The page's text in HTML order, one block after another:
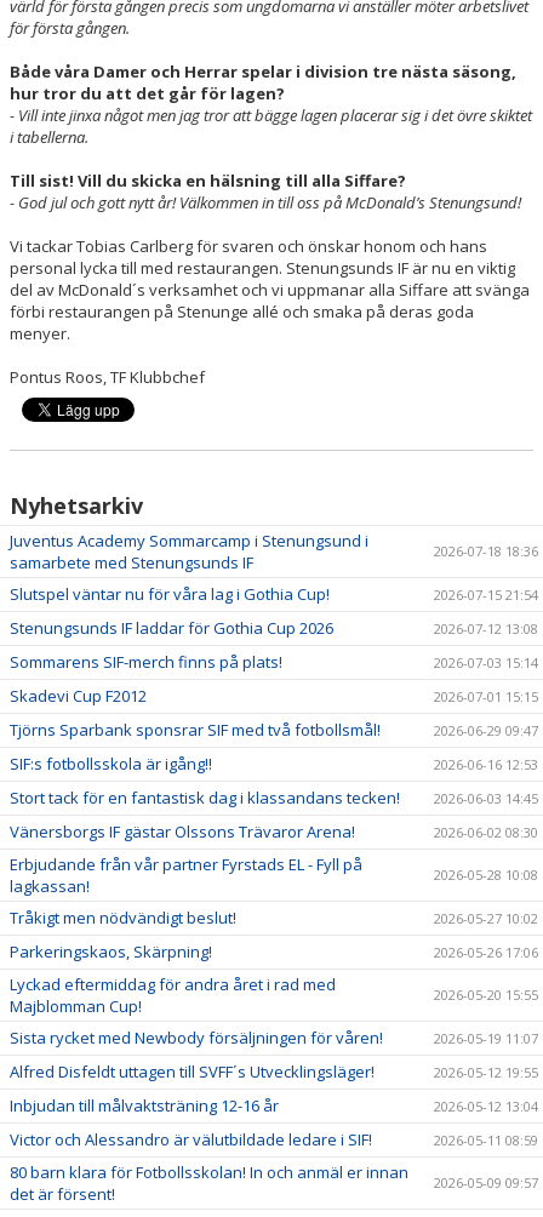
värld för första gången precis som ungdomarna vi anställer möter arbetslivet
för första gången.
Både våra Damer och Herrar spelar i division tre nästa säsong,
hur tror du att det går för lagen?
- Vill inte jinxa något men jag tror att bägge lagen placerar sig i det övre skiktet
i tabellerna.
Till sist! Vill du skicka en hälsning till alla Siffare?
- God jul och gott nytt år! Välkommen in till oss på McDonald’s Stenungsund!
Vi tackar Tobias Carlberg för svaren och önskar honom och hans
personal lycka till med restaurangen. Stenungsunds IF är nu en viktig
del av McDonald´s verksamhet och vi uppmanar alla Siffare att svänga
förbi restaurangen på Stenunge allé och smaka på deras goda
menyer.
Pontus Roos, TF Klubbchef
Nyhetsarkiv
Juventus Academy Sommarcamp i Stenungsund i
samarbete med Stenungsunds IF
2026-07-18 18:36
Slutspel väntar nu för våra lag i Gothia Cup! 2026-07-15 21:54
Stenungsunds IF laddar för Gothia Cup 2026 2026-07-12 13:08
Sommarens SIF-merch finns på plats! 2026-07-03 15:14
Skadevi Cup F2012 2026-07-01 15:15
Tjörns Sparbank sponsrar SIF med två fotbollsmål! 2026-06-29 09:47
SIF:s fotbollsskola är igång!! 2026-06-16 12:53
Stort tack för en fantastisk dag i klassandans tecken! 2026-06-03 14:45
Vänersborgs IF gästar Olssons Trävaror Arena! 2026-06-02 08:30
Erbjudande från vår partner Fyrstads EL - Fyll på
lagkassan!
2026-05-28 10:08
Tråkigt men nödvändigt beslut! 2026-05-27 10:02
Parkeringskaos, Skärpning! 2026-05-26 17:06
Lyckad eftermiddag för andra året i rad med
Majblomman Cup!
2026-05-20 15:55
Sista rycket med Newbody försäljningen för våren! 2026-05-19 11:07
Alfred Disfeldt uttagen till SVFF´s Utvecklingsläger! 2026-05-12 19:55
Inbjudan till målvaktsträning 12-16 år 2026-05-12 13:04
Victor och Alessandro är välutbildade ledare i SIF! 2026-05-11 08:59
80 barn klara för Fotbollsskolan! In och anmäl er innan
det är försent!
2026-05-09 09:57